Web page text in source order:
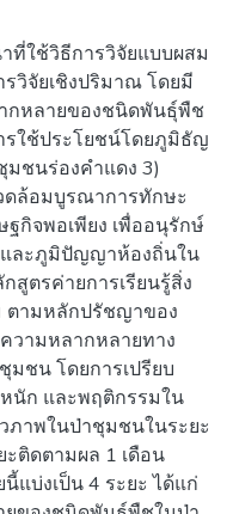
ที่ใช้วิธีการวิจัยแบบผสม
วิจัยเชิงปริมาณ โดยมี
กหลายของชนิดพันธุ์พืช
รใช้ประโยชน์โดยภูมิธัญ
ชนร่องคำแดง 3)
ดล้อมบูรณาการทักษะ
กิจพอเพียง เพื่ออนุรักษ์
ละภูมิปัญญาห้องถิ่นใน
ตรค่ายการเรียนรู้สิ่ง
ตามหลักปรัชญาของ
วามหลากหลายทาง
ชน โดยการเปรียบ
นัก และพฤติกรรมใน
ภาพในป่าชุมชนในระยะ
ติดตามผล 1 เดือน
แบ่งเป็น 4 ระยะ ได้แก่